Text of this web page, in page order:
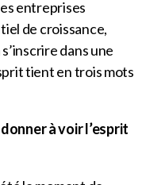
entreprises
de croissance,
dans une
tient en trois mots
à voir l’esprit